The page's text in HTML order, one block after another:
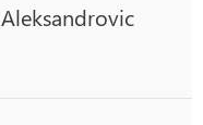
Aleksandrovic